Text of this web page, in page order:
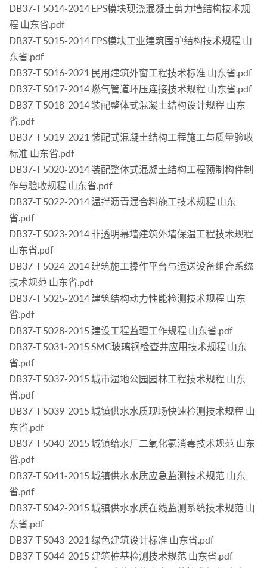
DB37-T 5014-2014 EPS模块现浇混凝土剪力墙结构技术规
程 山东省.pdf
DB37-T 5015-2014 EPS模块工业建筑围护结构技术规程 山
东省.pdf
DB37-T 5016-2021 民用建筑外窗工程技术标准 山东省.pdf
DB37-T 5017-2014 燃气管道环压连接技术规程 山东省.pdf
DB37-T 5018-2014 装配整体式混凝土结构设计规程 山东
省.pdf
DB37-T 5019-2021 装配式混凝土结构工程施工与质量验收
标准 山东省.pdf
DB37-T 5020-2014 装配整体式混凝土结构工程预制构件制
作与验收规程 山东省.pdf
DB37-T 5022-2014 温拌沥青混合料施工技术规程 山东
省.pdf
DB37-T 5023-2014 非透明幕墙建筑外墙保温工程技术规程
山东省.pdf
DB37-T 5024-2014 建筑施工操作平台与运送设备组合系统
技术规范 山东省.pdf
DB37-T 5025-2014 建筑结构动力性能检测技术规程 山东
省.pdf
DB37-T 5028-2015 建设工程监理工作规程 山东省.pdf
DB37-T 5031-2015 SMC玻璃钢检查井应用技术规程 山东
省.pdf
DB37-T 5037-2015 城市湿地公园园林工程技术规程 山东
省.pdf
DB37-T 5039-2015 城镇供水水质现场快速检测技术规程 山
东省.pdf
DB37-T 5040-2015 城镇给水厂二氧化氯消毒技术规范 山东
省.pdf
DB37-T 5041-2015 城镇供水水质应急监测技术规范 山东
省.pdf
DB37-T 5042-2015 城镇供水水质在线监测系统技术规范 山
东省.pdf
DB37-T 5043-2021 绿色建筑设计标准 山东省.pdf
DB37-T 5044-2015 建筑桩基检测技术规范 山东省.pdf